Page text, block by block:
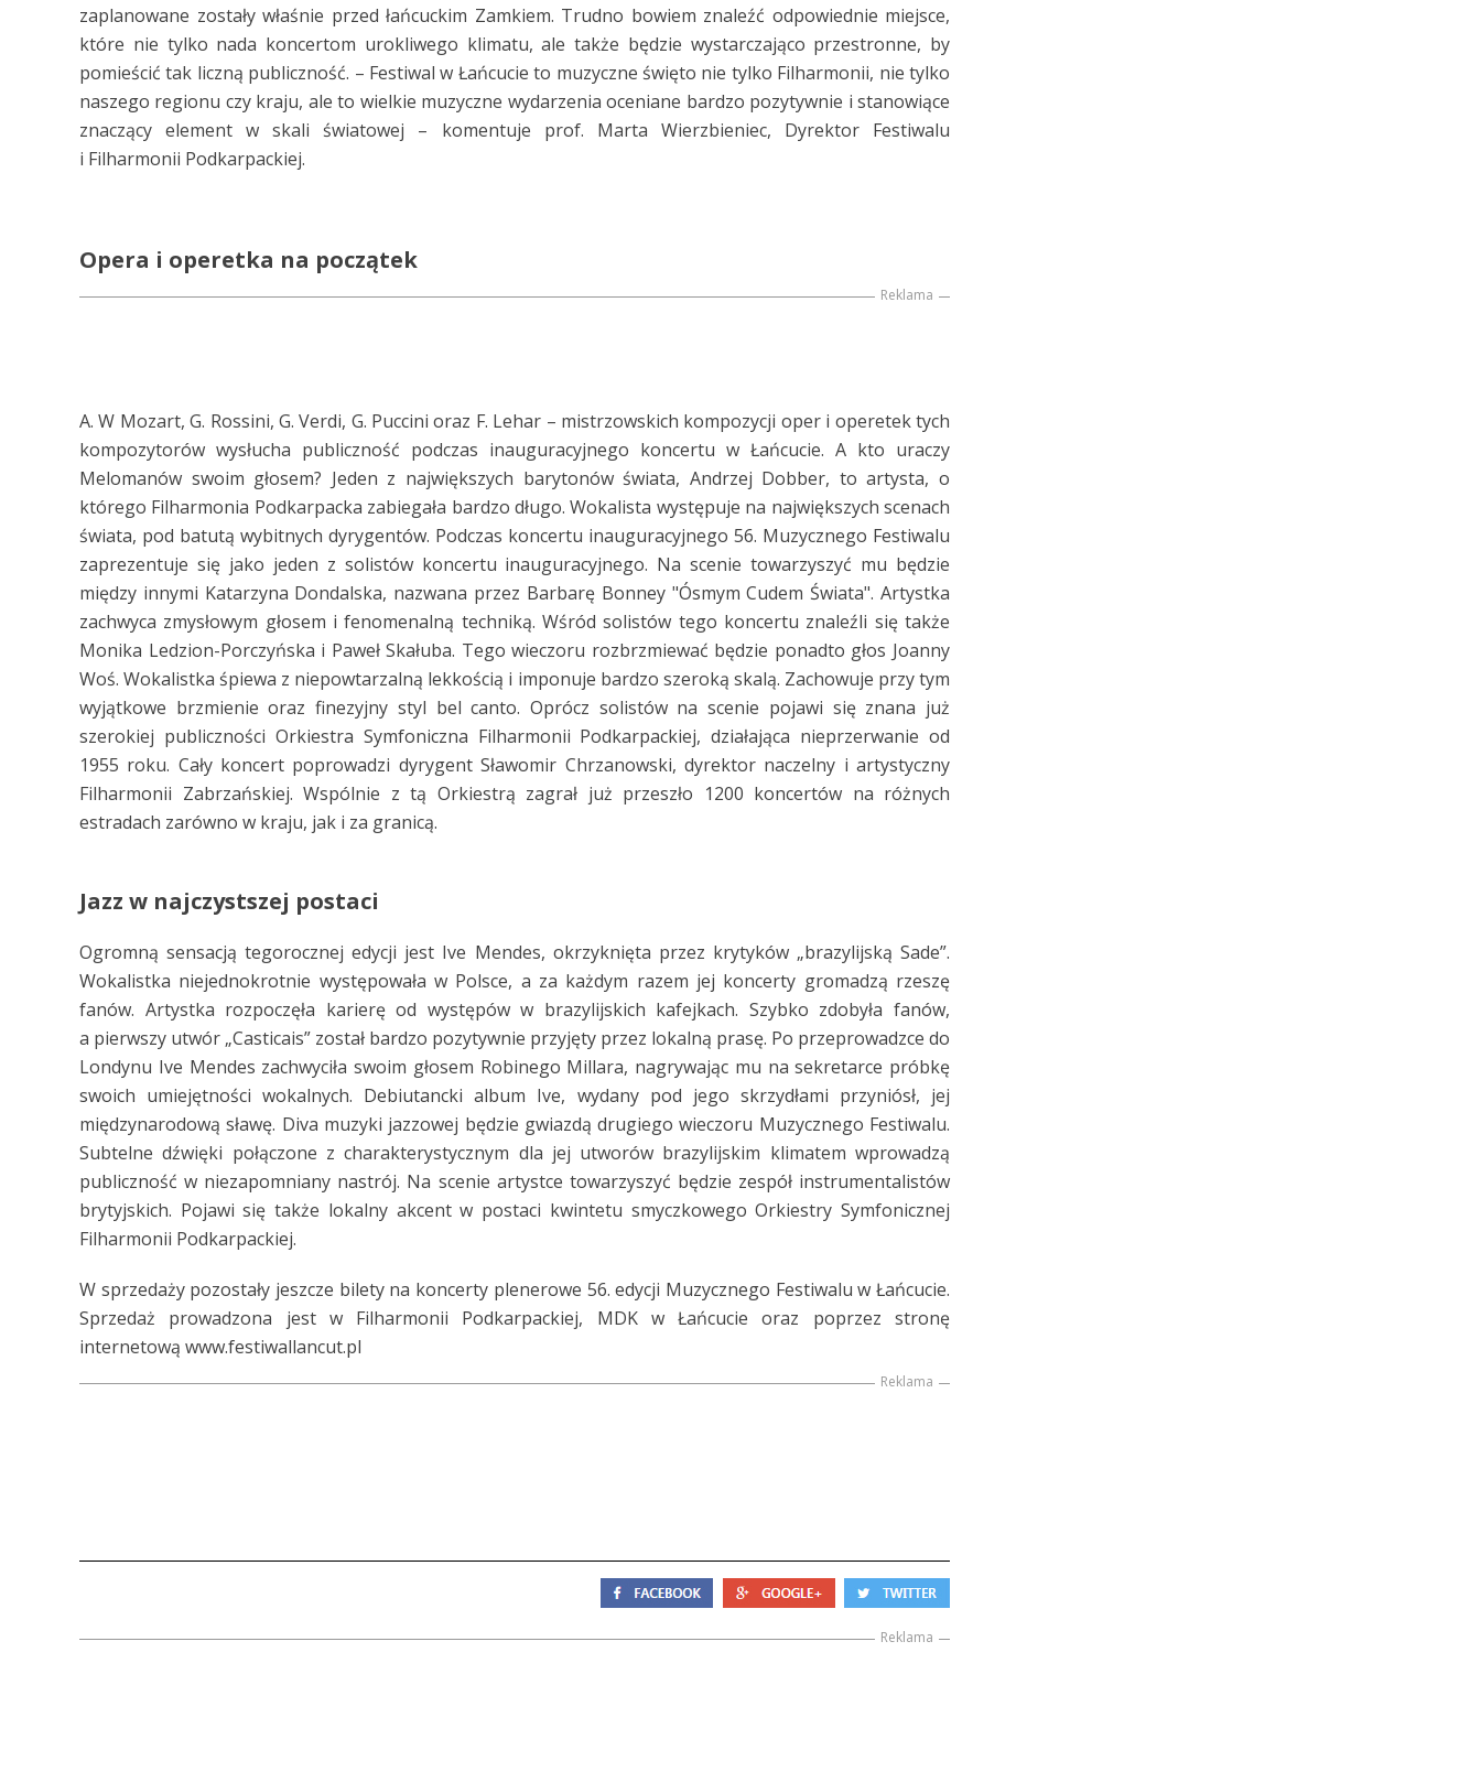
zaplanowane zostały właśnie przed łańcuckim Zamkiem. Trudno bowiem znaleźć odpowiednie miejsce,
które nie tylko nada koncertom urokliwego klimatu, ale także będzie wystarczająco przestronne, by
pomieścić tak liczną publiczność. – Festiwal w Łańcucie to muzyczne święto nie tylko Filharmonii, nie tylko
naszego regionu czy kraju, ale to wielkie muzyczne wydarzenia oceniane bardzo pozytywnie i stanowiące
znaczący element w skali światowej – komentuje prof. Marta Wierzbieniec, Dyrektor Festiwalu
i Filharmonii Podkarpackiej.
Opera i operetka na początek
Reklama
A. W Mozart, G. Rossini, G. Verdi, G. Puccini oraz F. Lehar – mistrzowskich kompozycji oper i operetek tych
kompozytorów wysłucha publiczność podczas inauguracyjnego koncertu w Łańcucie. A kto uraczy
Melomanów swoim głosem? Jeden z największych barytonów świata, Andrzej Dobber, to artysta, o
którego Filharmonia Podkarpacka zabiegała bardzo długo. Wokalista występuje na największych scenach
świata, pod batutą wybitnych dyrygentów. Podczas koncertu inauguracyjnego 56. Muzycznego Festiwalu
zaprezentuje się jako jeden z solistów koncertu inauguracyjnego. Na scenie towarzyszyć mu będzie
między innymi Katarzyna Dondalska, nazwana przez Barbarę Bonney "Ósmym Cudem Świata". Artystka
zachwyca zmysłowym głosem i fenomenalną techniką. Wśród solistów tego koncertu znaleźli się także
Monika Ledzion-Porczyńska i Paweł Skałuba. Tego wieczoru rozbrzmiewać będzie ponadto głos Joanny
Woś. Wokalistka śpiewa z niepowtarzalną lekkością i imponuje bardzo szeroką skalą. Zachowuje przy tym
wyjątkowe brzmienie oraz finezyjny styl bel canto. Oprócz solistów na scenie pojawi się znana już
szerokiej publiczności Orkiestra Symfoniczna Filharmonii Podkarpackiej, działająca nieprzerwanie od
1955 roku. Cały koncert poprowadzi dyrygent Sławomir Chrzanowski, dyrektor naczelny i artystyczny
Filharmonii Zabrzańskiej. Wspólnie z tą Orkiestrą zagrał już przeszło 1200 koncertów na różnych
estradach zarówno w kraju, jak i za granicą.
Jazz w najczystszej postaci
Ogromną sensacją tegorocznej edycji jest Ive Mendes, okrzyknięta przez krytyków „brazylijską Sade”.
Wokalistka niejednokrotnie występowała w Polsce, a za każdym razem jej koncerty gromadzą rzeszę
fanów. Artystka rozpoczęła karierę od występów w brazylijskich kafejkach. Szybko zdobyła fanów,
a pierwszy utwór „Casticais” został bardzo pozytywnie przyjęty przez lokalną prasę. Po przeprowadzce do
Londynu Ive Mendes zachwyciła swoim głosem Robinego Millara, nagrywając mu na sekretarce próbkę
swoich umiejętności wokalnych. Debiutancki album Ive, wydany pod jego skrzydłami przyniósł, jej
międzynarodową sławę. Diva muzyki jazzowej będzie gwiazdą drugiego wieczoru Muzycznego Festiwalu.
Subtelne dźwięki połączone z charakterystycznym dla jej utworów brazylijskim klimatem wprowadzą
publiczność w niezapomniany nastrój. Na scenie artystce towarzyszyć będzie zespół instrumentalistów
brytyjskich. Pojawi się także lokalny akcent w postaci kwintetu smyczkowego Orkiestry Symfonicznej
Filharmonii Podkarpackiej.
W sprzedaży pozostały jeszcze bilety na koncerty plenerowe 56. edycji Muzycznego Festiwalu w Łańcucie.
Sprzedaż prowadzona jest w Filharmonii Podkarpackiej, MDK w Łańcucie oraz poprzez stronę
internetową www.festiwallancut.pl
Reklama
Reklama